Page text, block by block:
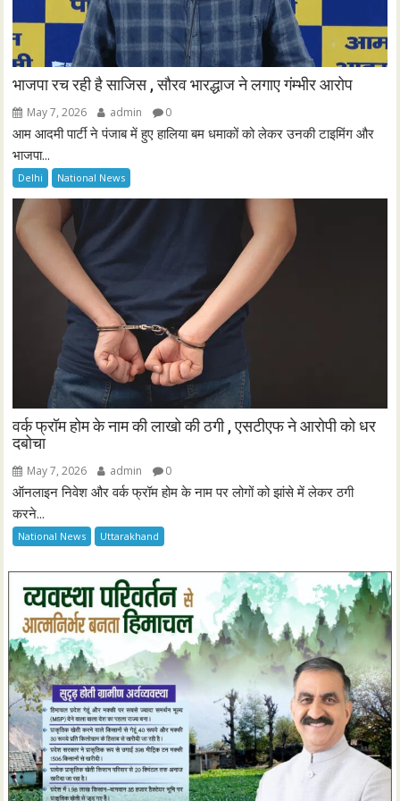
भाजपा रच रही है साजिस , सौरव भारद्धाज ने लगाए गंम्भीर आरोप
May 7, 2026 admin 0
आम आदमी पार्टी ने पंजाब में हुए हालिया बम धमाकों को लेकर उनकी टाइमिंग और
भाजपा...
Delhi National News
वर्क फ्रॉम होम के नाम की लाखो की ठगी , एसटीएफ ने आरोपी को धर
दबोचा
May 7, 2026 admin 0
ऑनलाइन निवेश और वर्क फ्रॉम होम के नाम पर लोगों को झांसे में लेकर ठगी
करने...
National News Uttarakhand